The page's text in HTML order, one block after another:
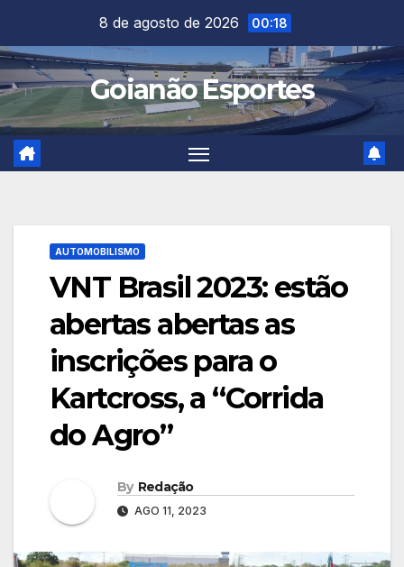
content
8 de agosto de 2026 00:18
Goianão Esportes
AUTOMOBILISMO
VNT Brasil 2023: estão
abertas abertas as
inscrições para o
Kartcross, a “Corrida
do Agro”
By Redação
AGO 11, 2023